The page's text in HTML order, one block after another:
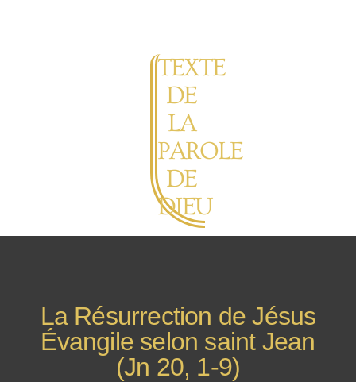
TEXTE
DE
LA
PAROLE
DE
DIEU
La Résurrection de Jésus
Évangile selon saint Jean
(Jn 20, 1-9)